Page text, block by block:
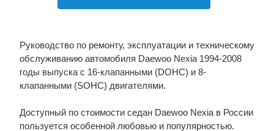
Руководство по ремонту, эксплуатации и техническому
обслуживанию автомобиля Daewoo Nexia 1994-2008
годы выпуска с 16-клапанными (DOHC) и 8-
клапанными (SOHC) двигателями.
Доступный по стоимости седан Daewoo Nexia в России
пользуется особенной любовью и популярностью.